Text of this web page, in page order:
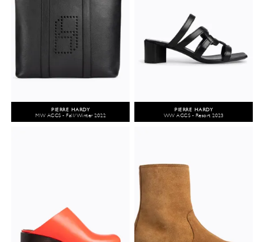
PIERRE HARDY
MW ACCS - Fall/Winter 2022
PIERRE HARDY
WW ACCS - Resort 2023